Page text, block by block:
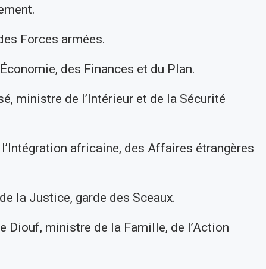
Forces armées.
des Finances et du Plan.
ministre de l’Intérieur et de la Sécurité
africaine, des Affaires étrangères
la Justice, garde des Sceaux.
Diouf, ministre de la Famille, de l’Action